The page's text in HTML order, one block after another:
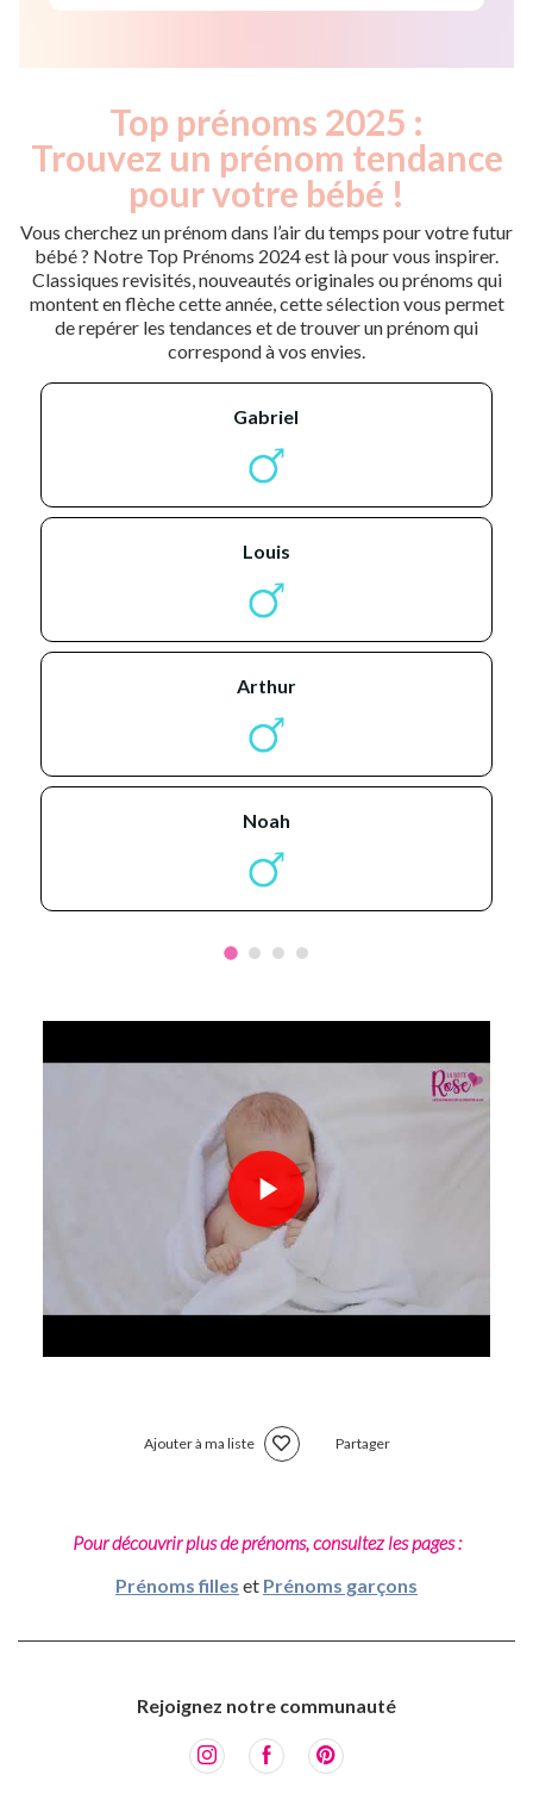
Top prénoms 2025 :
Trouvez un prénom tendance
pour votre bébé !
Vous cherchez un prénom dans l’air du temps pour votre futur
bébé ? Notre Top Prénoms 2024 est là pour vous inspirer.
Classiques revisités, nouveautés originales ou prénoms qui
montent en flèche cette année, cette sélection vous permet
de repérer les tendances et de trouver un prénom qui
correspond à vos envies.
gabriel
louis
arthur
noah
Ajouter à ma liste Partager
Pour découvrir plus de prénoms, consultez les pages :
Prénoms filles et Prénoms garçons
Rejoignez notre communauté